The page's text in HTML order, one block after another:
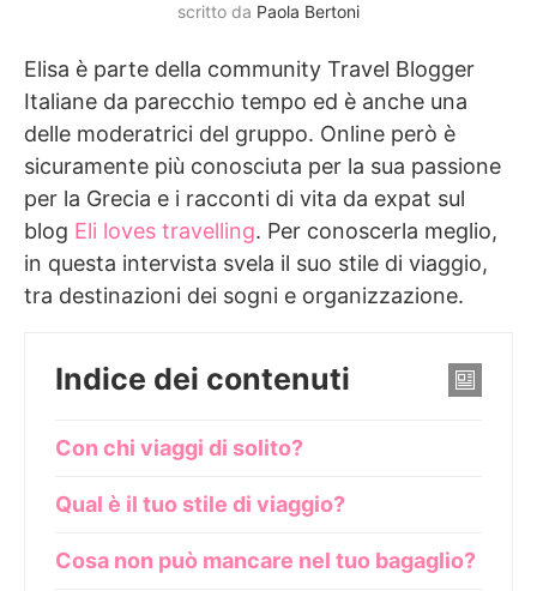
scritto da Paola Bertoni
Elisa è parte della community Travel Blogger
Italiane da parecchio tempo ed è anche una
delle moderatrici del gruppo. Online però è
sicuramente più conosciuta per la sua passione
per la Grecia e i racconti di vita da expat sul
blog Eli loves travelling. Per conoscerla meglio,
in questa intervista svela il suo stile di viaggio,
tra destinazioni dei sogni e organizzazione.
Indice dei contenuti
Con chi viaggi di solito?
Qual è il tuo stile di viaggio?
Cosa non può mancare nel tuo bagaglio?